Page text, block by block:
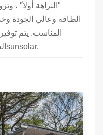
"النزاهة أولاً" ،
الطاقة وعالي الجودة
المناسب. يتم
الشمسي وما إلى ذلك ، بواسطة 9sunsolar.